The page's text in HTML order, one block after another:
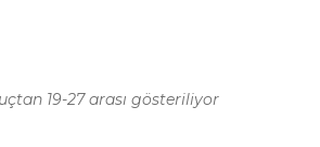
19-27 arası gösteriliyor